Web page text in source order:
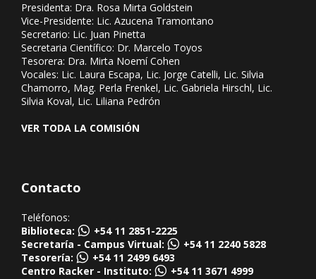
Presidenta: Dra. Rosa Mirta Goldstein
Vice-Presidente: Lic. Azucena Tramontano
Secretario: Lic. Juan Pinetta
Secretaria Científico: Dr. Marcelo Toyos
Tesorera: Dra. Mirta Noemí Cohen
Vocales: Lic. Laura Escapa, Lic. Jorge Catelli, Lic. Silvia
Chamorro, Mag. Perla Frenkel, Lic. Gabriela Hirschl, Lic.
Silvia Koval, Lic. Liliana Pedrón
VER TODA LA COMISIÓN
Contacto
Teléfonos:
Biblioteca:
+54 11 2851-2225
Secretaría - Campus Virtual:
+54 11 2240 5828
Tesorería:
+54 11 2499 6493
Centro Racker - Instituto:
+54 11 3671 4999